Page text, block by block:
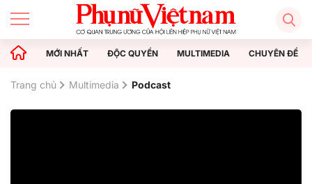
MỚI NHẤT ĐỘC QUYỀN MULTIMEDIA CHUYÊN ĐỀ
Trang chủ Multimedia Podcast